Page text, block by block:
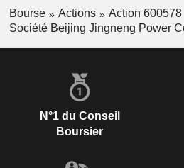
Bourse Actions
Action 600578
Société Beijing Jingneng Power
N°1 du Conseil
Boursier